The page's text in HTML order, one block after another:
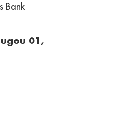
Bank
01,